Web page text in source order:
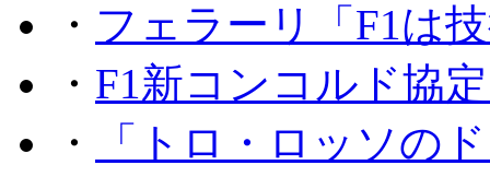
・ フェラーリ「F1は
・ F1新コンコルド協
・
「トロ・ロッソの